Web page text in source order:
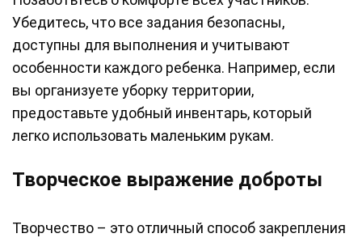
Убедитесь, что все задания безопасны,
доступны для выполнения и учитывают
особенности каждого ребенка. Например, если
вы организуете уборку территории,
предоставьте удобный инвентарь, который
легко использовать маленьким рукам.
Творческое выражение доброты
Творчество – это отличный способ закрепления